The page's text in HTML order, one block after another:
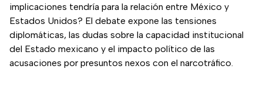
implicaciones tendría para la relación entre México y
Estados Unidos? El debate expone las tensiones
diplomáticas, las dudas sobre la capacidad institucional
del Estado mexicano y el impacto político de las
acusaciones por presuntos nexos con el narcotráfico.